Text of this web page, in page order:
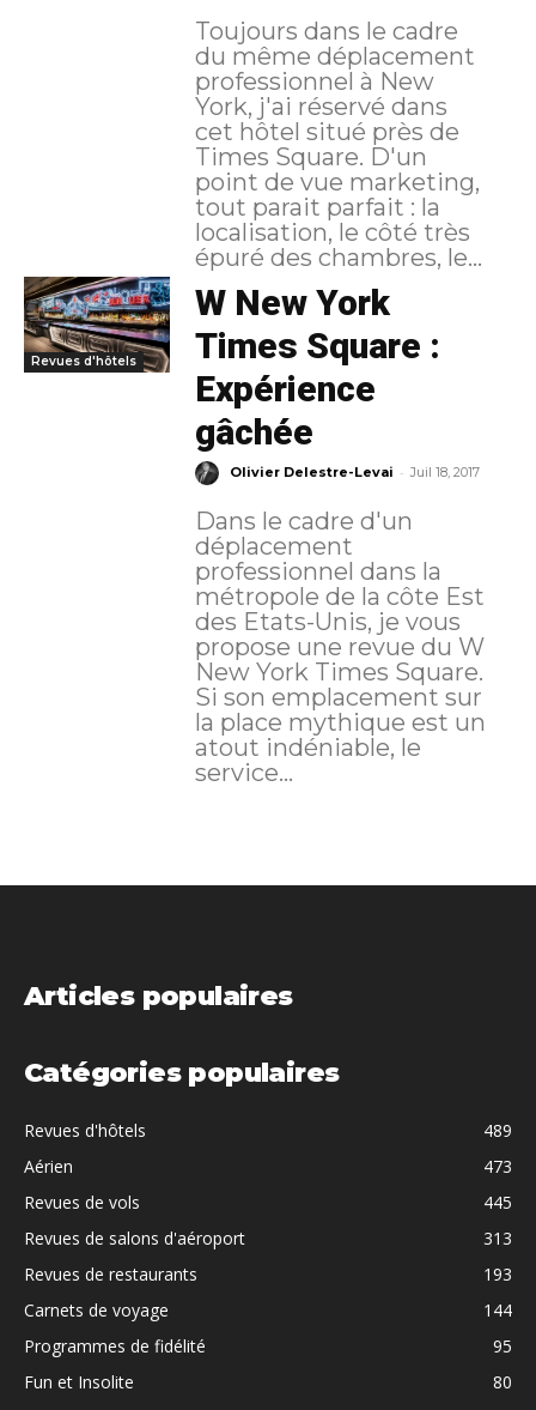
Toujours dans le cadre
du même déplacement
professionnel à New
York, j'ai réservé dans
cet hôtel situé près de
Times Square. D'un
point de vue marketing,
tout parait parfait : la
localisation, le côté très
épuré des chambres, le...
Revues d'hôtels
W New York
Times Square :
Expérience
gâchée
Olivier Delestre-Levai - Juil 18, 2017
Dans le cadre d'un
déplacement
professionnel dans la
métropole de la côte Est
des Etats-Unis, je vous
propose une revue du W
New York Times Square.
Si son emplacement sur
la place mythique est un
atout indéniable, le
service...
Articles populaires
Catégories populaires
Revues d'hôtels
489
Aérien
473
Revues de vols
445
Revues de salons d'aéroport
313
Revues de restaurants
193
Carnets de voyage
144
Programmes de fidélité
95
Fun et Insolite
80